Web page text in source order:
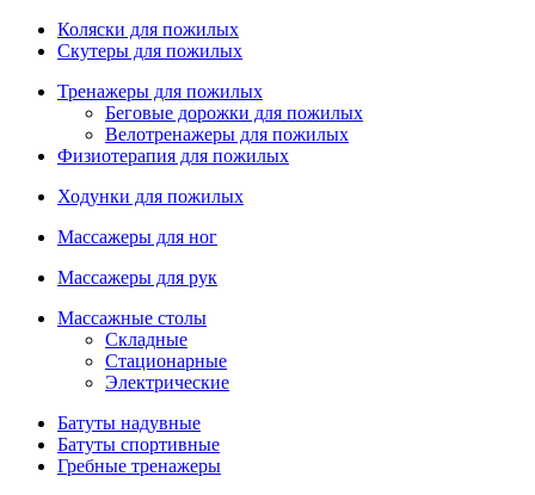
Коляски для пожилых
Скутеры для пожилых
Тренажеры для пожилых
Беговые дорожки для пожилых
Велотренажеры для пожилых
Физиотерапия для пожилых
Ходунки для пожилых
Массажеры для ног
Массажеры для рук
Массажные столы
Складные
Стационарные
Электрические
Батуты надувные
Батуты спортивные
Гребные тренажеры